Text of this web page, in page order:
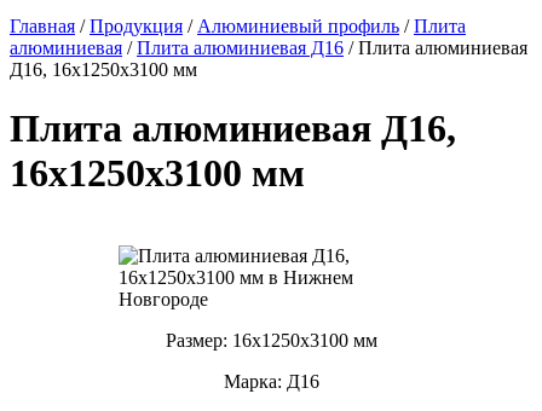
Главная /Продукция / Алюминиевый профиль /Плита
алюминиевая /Плита алюминиевая Д16 / Плита алюминиевая
Д16, 16х1250х3100 мм
Плита алюминиевая Д16,
16х1250х3100 мм
Размер: 16х1250х3100 мм
Марка: Д16